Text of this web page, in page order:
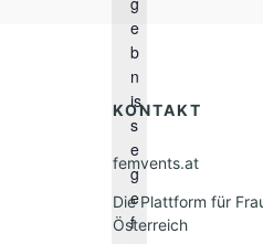
H
i
n
w
e
i
s
e
b
n
is
s
e
g
e
f
KONTAKT
femvents.at
Die Plattform für
Österreich